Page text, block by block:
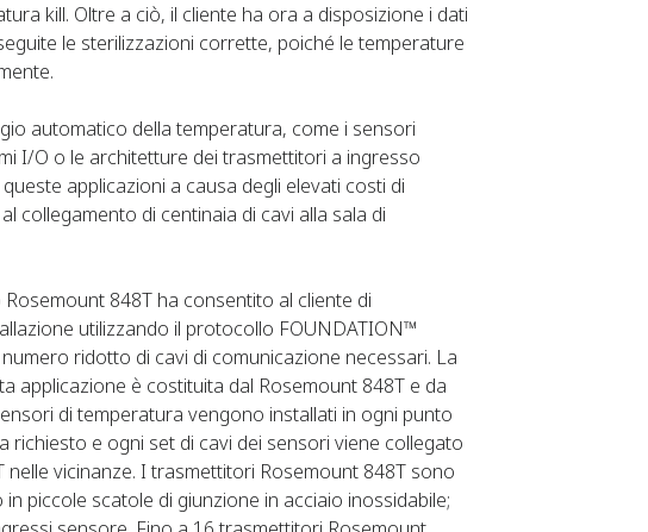
kill. Oltre a ciò, il cliente ha ora a disposizione i dati
le sterilizzazioni corrette, poiché le temperature
automatico della temperatura, come i sensori
I/O o le architetture dei trasmettitori a ingresso
applicazioni a causa degli elevati costi di
collegamento di centinaia di cavi alla sala di
848T ha consentito al cliente di
utilizzando il protocollo FOUNDATION™
ridotto di cavi di comunicazione necessari. La
applicazione è costituita dal Rosemount 848T e da
di temperatura vengono installati in ogni punto
richiesto e ogni set di cavi dei sensori viene collegato
vicinanze. I trasmettitori Rosemount 848T sono
piccole scatole di giunzione in acciaio inossidabile;